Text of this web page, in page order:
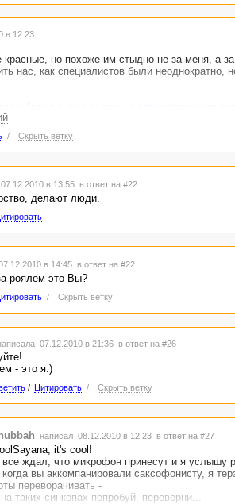
в 12:23
но похоже им стыдно не за меня, а
нас, как специалистов были
/ Скрыть ветку
в 13:55 в ответ на #22
делают люди.
в 14:45 в ответ на #22
роялем это Вы?
/ Скрыть ветку
07.12.2010 в 21:36 в ответ на #26
- это я:)
/ Цитировать / Скрыть ветку
написал 08.12.2010 в 12:23 в ответ на #27
it's cool!
ждал, что микрофон принесут и я услышу
вы аккомпанировали саксофонисту, я
переворачивать -
таких синкопах попробуй, переверни...